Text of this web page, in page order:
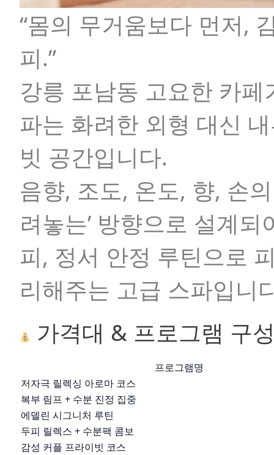
“몸의 무거움보다 먼저,
피.”
강릉 포남동 고요한 카
파는 화려한 외형 대신
빗 공간입니다.
음향, 조도, 온도, 향, 손
려놓는’ 방향으로 설계
피, 정서 안정 루틴으로
리해주는 고급 스파입니
가격대 & 프로그램 구
프로그램명
저자극 릴렉싱 아로마 코스
복부 림프 + 수분 진정 집중
에델린 시그니처 루틴
두피 릴렉스 + 수분팩 콤보
감성 커플 프라이빗 코스